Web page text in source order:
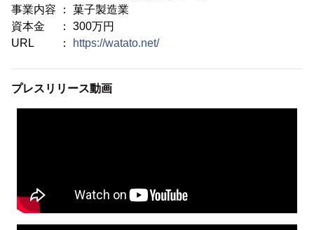
事業内容 ： 菓子製造業
資本金 ： 300万円
URL ：
https://watato.net/
プレスリリース動画